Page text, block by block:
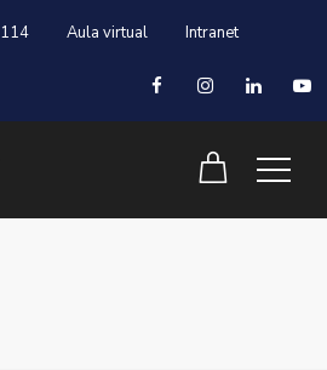
Aula virtual Intranet